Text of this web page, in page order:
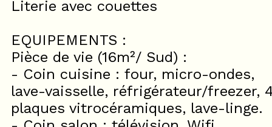
Literie avec couettes
EQUIPEMENTS :
Pièce de vie (16m²/ Sud) :
- Coin cuisine : four, micro-ondes,
lave-vaisselle, réfrigérateur/freezer,
plaques vitrocéramiques, lave-linge.